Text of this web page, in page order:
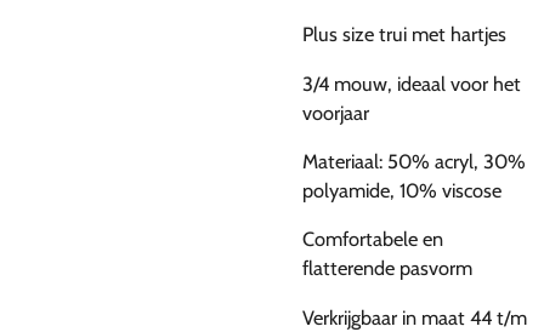
Plus size trui met hartjes
3/4 mouw, ideaal voor het
voorjaar
Materiaal: 50% acryl, 30%
polyamide, 10% viscose
Comfortabele en
flatterende pasvorm
Verkrijgbaar in maat 44 t/m